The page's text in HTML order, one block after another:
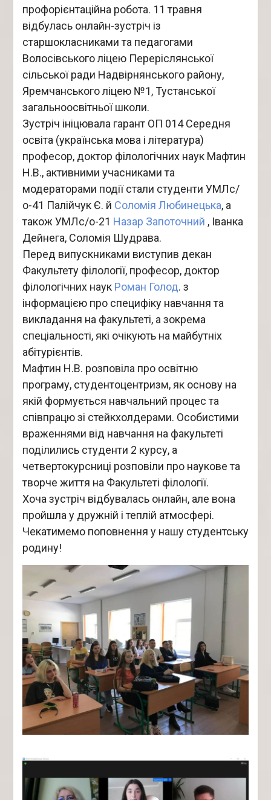
профорієнтаційна робота. 11 травня
відбулась онлайн-зустріч із
старшокласниками та педагогами
Волосівського ліцею Переріслянської
сільської ради Надвірнянського району,
Яремчанського ліцею №1, Тустанської
загальноосвітньої школи.
Зустріч ініцювала гарант ОП 014 Середня
освіта (українська мова і література)
професор, доктор філологічних наук Мафтин
Н.В., активними учасниками та
модераторами події стали студенти УМЛc/
о-41 Палійчук Є. й Соломія Любинецька, а
також УМЛс/о-21 Назар Запоточний , Іванка
Дейнега, Соломія Шудрава.
Перед випускниками виступив декан
Факультету філології, професор, доктор
філологічних наук Роман Голод. з
інформацією про специфіку навчання та
викладання на факультеті, а зокрема
спеціальності, які очікують на майбутніх
абітурієнтів.
Мафтин Н.В. розповіла про освітню
програму, студентоцентризм, як основу на
якій формується навчальний процес та
співпрацю зі стейкхолдерами. Особистими
враженнями від навчання на факультеті
поділились студенти 2 курсу, а
четвертокурсниці розповіли про наукове та
творче життя на Факультеті філології.
Хоча зустріч відбувалась онлайн, але вона
пройшла у дружній і теплій атмосфері.
Чекатимемо поповнення у нашу студентську
родину!